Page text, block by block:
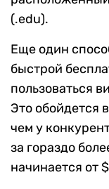
(.edu).
Еще один
быстрой
пользоваться
Это обойдется
чем у
за гораздо
начинается от